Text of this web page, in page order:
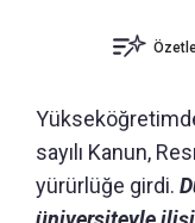
sayılı Kanun,
yürürlüğe girdi.